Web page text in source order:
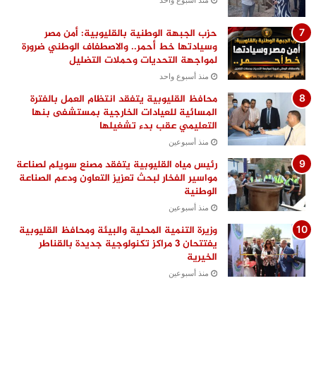
حزب الجبهة الوطنية بالقليوبية: أمن مصر
وسيادتها خط أحمر.. والاصطفاف الوطني ضرورة
لمواجهة التحديات وحملات التضليل
منذ أسبوع واحد
محافظ القليوبية يتفقد انتظام العمل بالفترة
المسائية للعيادات الخارجية بمستشفى بنها
التعليمي عقب بدء تشغيلها
منذ أسبوعين
رئيس مياه القليوبية يتفقد مصنع سويلم لصناعة
مواسير الفخار لبحث تعزيز التعاون ودعم الصناعة
الوطنية
منذ أسبوعين
وزيرة التنمية المحلية والبيئة ومحافظ القليوبية
يفتتحان 3 مراكز تكنولوجية جديدة بالقناطر
الخيرية
منذ أسبوعين